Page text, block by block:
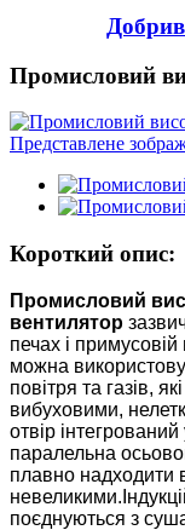
Промисловий
Короткий опис:
Промисловий
вентилятор
печах і примусовій
можна
повітря та газів,
вибуховими,
отвір
паралельна
плавно надходити
поєднуються з